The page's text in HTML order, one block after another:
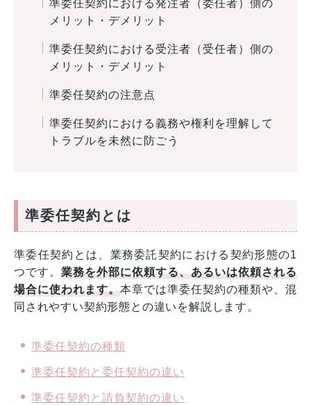
準委任契約における発注者（委任者）側の
メリット・デメリット
準委任契約における受注者（受任者）側の
メリット・デメリット
準委任契約の注意点
準委任契約における義務や権利を理解して
トラブルを未然に防ごう
準委任契約とは
準委任契約とは、業務委託契約における契約形態の1
つです。業務を外部に依頼する、あるいは依頼される
場合に使われます。本章では準委任契約の種類や、混
同されやすい契約形態との違いを解説します。
準委任契約の種類
準委任契約と委任契約の違い
準委任契約と請負契約の違い